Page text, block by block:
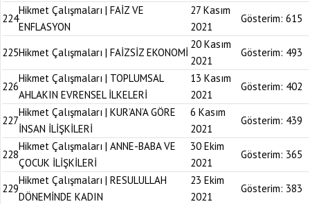
224
Hikmet Çalışmaları | FAİZ VE
ENFLASYON
27 Kasım
2021
Gösterim: 615
225Hikmet Çalışmaları | FAİZSİZ EKONOMİ
20 Kasım
2021
Gösterim: 493
226
Hikmet Çalışmaları | TOPLUMSAL
AHLAKIN EVRENSEL İLKELERİ
13 Kasım
2021
Gösterim: 402
227
Hikmet Çalışmaları | KUR’AN’A GÖRE
İNSAN İLİŞKİLERİ
6 Kasım
2021
Gösterim: 439
228
Hikmet Çalışmaları | ANNE-BABA VE
ÇOCUK İLİŞKİLERİ
30 Ekim
2021
Gösterim: 365
229
Hikmet Çalışmaları | RESULULLAH
DÖNEMİNDE KADIN
23 Ekim
2021
Gösterim: 383